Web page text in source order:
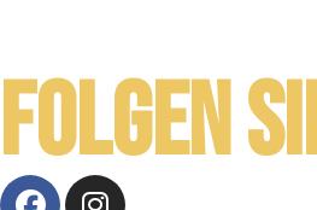
Folgen